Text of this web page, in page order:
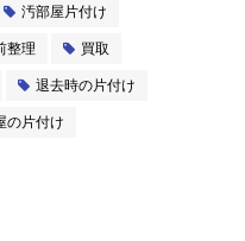
汚部屋片付け
整理
買取
退去時の片付け
の片付け